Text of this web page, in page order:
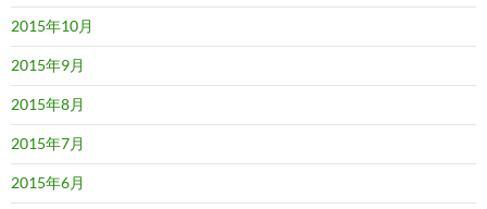
2015年10月
2015年9月
2015年8月
2015年7月
2015年6月